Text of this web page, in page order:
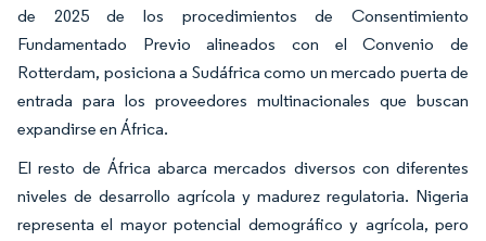
de 2025 de los procedimientos de Consentimiento
Fundamentado Previo alineados con el Convenio de
Rotterdam, posiciona a Sudáfrica como un mercado puerta de
entrada para los proveedores multinacionales que buscan
expandirse en África.
El resto de África abarca mercados diversos con diferentes
niveles de desarrollo agrícola y madurez regulatoria. Nigeria
representa el mayor potencial demográfico y agrícola, pero